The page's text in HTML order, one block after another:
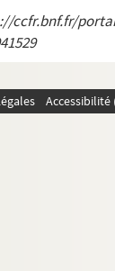
ccfr.bnf.fr/